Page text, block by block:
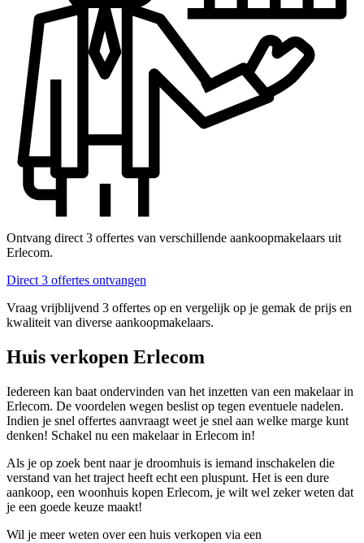
Ontvang direct 3 offertes van verschillende aankoopmakelaars uit
Erlecom.
Direct 3 offertes ontvangen
Vraag vrijblijvend 3 offertes op en vergelijk op je gemak de prijs en
kwaliteit van diverse aankoopmakelaars.
Huis verkopen Erlecom
Iedereen kan baat ondervinden van het inzetten van een makelaar in
Erlecom. De voordelen wegen beslist op tegen eventuele nadelen.
Indien je snel offertes aanvraagt weet je snel aan welke marge kunt
denken! Schakel nu een makelaar in Erlecom in!
Als je op zoek bent naar je droomhuis is iemand inschakelen die
verstand van het traject heeft echt een pluspunt. Het is een dure
aankoop, een woonhuis kopen Erlecom, je wilt wel zeker weten dat
je een goede keuze maakt!
Wil je meer weten over een huis verkopen via een